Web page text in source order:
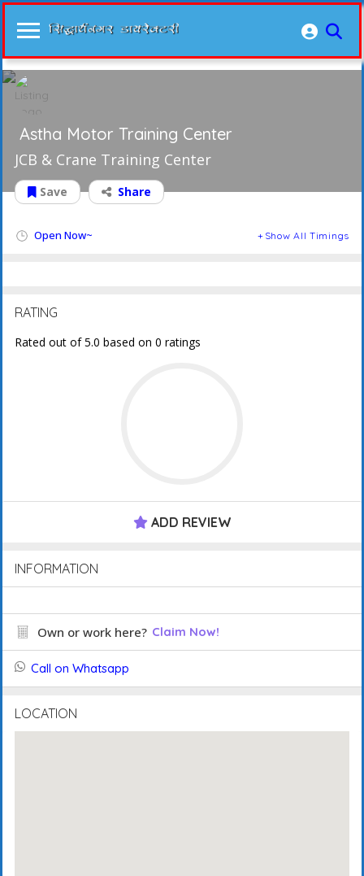
Astha Motor Training Center
JCB & Crane Training Center
Save Share
Open Now~ Show All Timings
RATING
Rated out of 5.0 based on 0 ratings
ADD REVIEW
INFORMATION
Own or work here? Claim Now!
Call on Whatsapp
LOCATION